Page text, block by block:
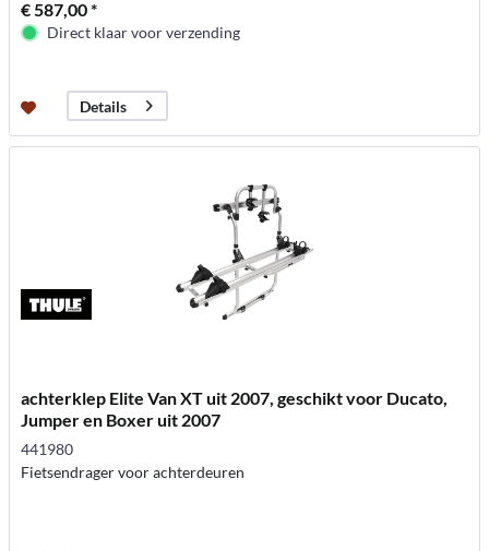
€ 587,00 *
Direct klaar voor verzending
Details
achterklep Elite Van XT uit 2007, geschikt voor Ducato,
Jumper en Boxer uit 2007
441980
Fietsendrager voor achterdeuren